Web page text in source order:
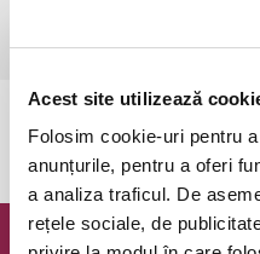
Acest site utilizează
Folosim cookie-uri pentru
anunțurile, pentru a oferi
a analiza traficul. De
rețele sociale, de
Pentru copiii cu vârsta de